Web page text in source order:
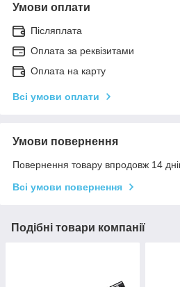
Умови оплати
Післяплата
Оплата за реквізитами
Оплата на карту
Всі умови оплати
Умови повернення
Повернення товару впродовж 14
Всі умови повернення
Подібні товари компанії